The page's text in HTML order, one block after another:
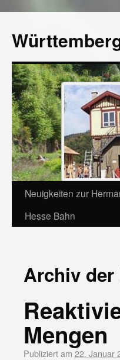
Neuigkeiten zur
Hesse Bahn
Archiv der
Mengen
Publiziert am 22. Januar